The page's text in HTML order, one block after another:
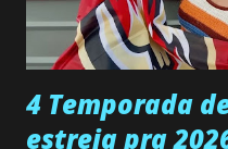
ter sido vítima da fúria de
que a clínica inseminou
...
4 Temporada
estreia pra